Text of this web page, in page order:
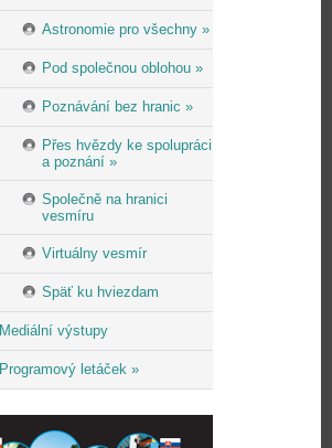
Astronomie pro všechny »
Pod společnou oblohou »
Poznávání bez hranic »
Přes hvězdy ke spolupráci
a poznání »
Společně na hranici
vesmíru
Virtuálny vesmír
Späť ku hviezdam
Mediální výstupy
Programový letáček »